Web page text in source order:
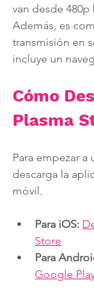
van desde 480p
Además, es
transmisión en
incluye un
Cómo
Plasma
Para empezar a
descarga la
móvil.
Para iOS:
Store
Para
Google